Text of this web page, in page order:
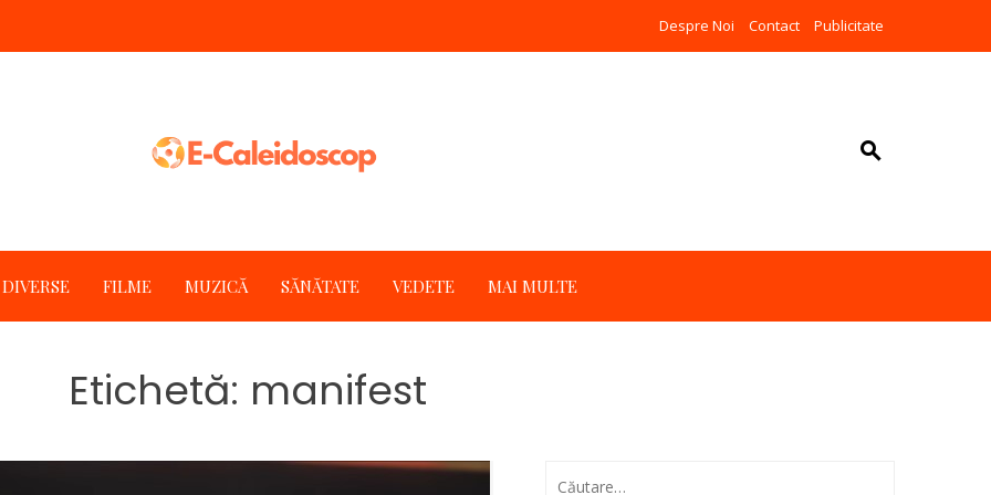
Despre Noi Contact Publicitate
DIVERSE FILME MUZICĂ SĂNĂTATE VEDETE MAI MULTE
Etichetă: manifest